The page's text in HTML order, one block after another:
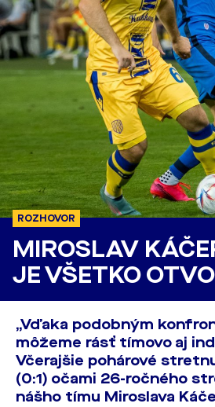
ROZHOVOR
MIROSLAV
JE VŠETKO
„Vďaka podobným
môžeme rásť tímovo aj
Včerajšie pohárové
(0:1) očami 26-ročného
nášho tímu Miroslava